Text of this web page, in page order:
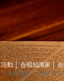
活動│ 合唱知識家│
TCMC會訊│ 關於